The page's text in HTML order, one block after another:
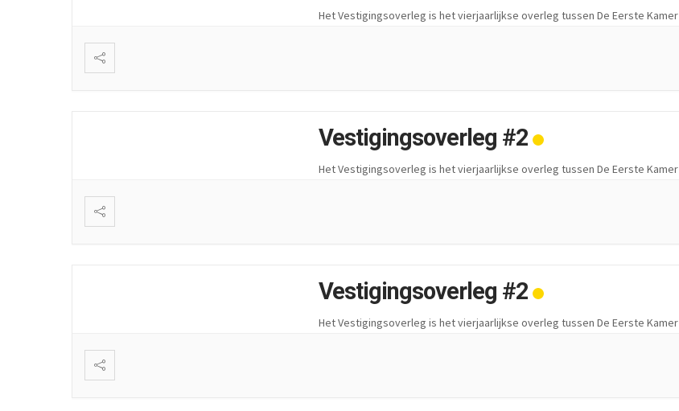
Het Vestigingsoverleg is het vierjaarlijkse overleg tussen De Eerste Kamer
Vestigingsoverleg #2
Het Vestigingsoverleg is het vierjaarlijkse overleg tussen De Eerste Kamer
Vestigingsoverleg #2
Het Vestigingsoverleg is het vierjaarlijkse overleg tussen De Eerste Kamer